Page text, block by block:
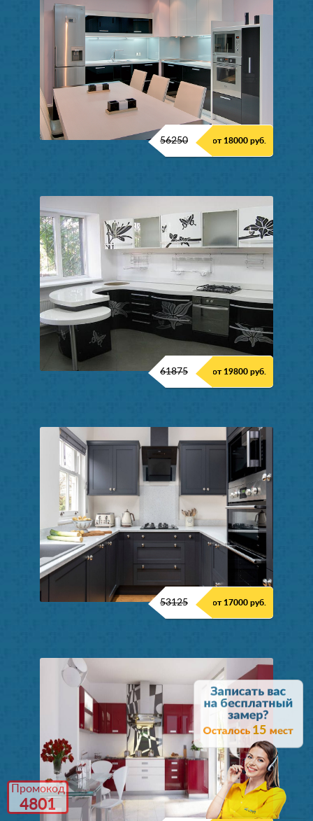
15
Промокод
4801
56250 от 18000 руб.
61875 от 19800 руб.
53125 от 17000 руб.